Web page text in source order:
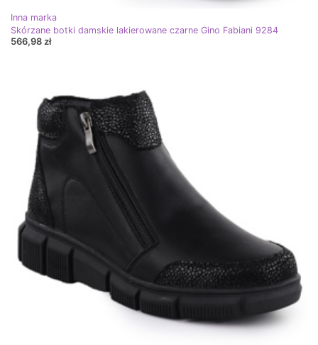
Inna marka
Skórzane botki damskie lakierowane czarne Gino Fabiani 9284
566,98 zł